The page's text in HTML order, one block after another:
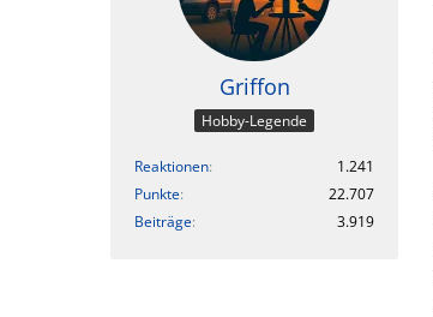
Griffon
Hobby-Legende
Reaktionen
1.241
Punkte
22.707
Beiträge
3.919